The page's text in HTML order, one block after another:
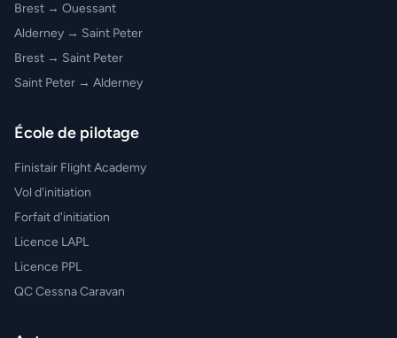
Brest → Ouessant
Alderney → Saint Peter
Brest → Saint Peter
Saint Peter → Alderney
École de pilotage
Finistair Flight Academy
Vol d'initiation
Forfait d'initiation
Licence LAPL
Licence PPL
QC Cessna Caravan